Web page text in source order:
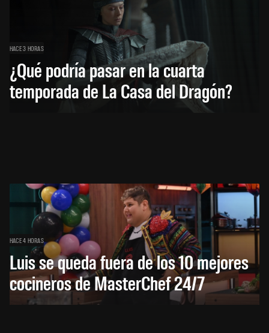
HACE 3 HORAS
¿Qué podría pasar en la cuarta
temporada de La Casa del Dragón?
HACE 4 HORAS
Luis se queda fuera de los 10 mejores
cocineros de MasterChef 24/7